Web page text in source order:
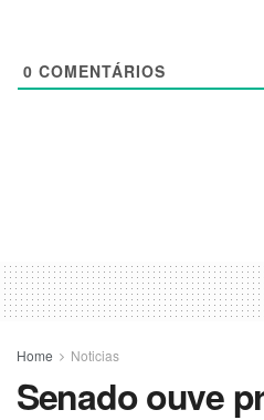
0 COMENTÁRIOS
Home Noticias
Senado ouve